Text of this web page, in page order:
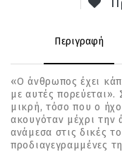
Περιγραφή
«Ο άνθρωπος έχει
µε αυτές
µικρή, τόσο που ο
ακουγόταν µέχρι την
ανάµεσα στις δικές
προδιαγεγραµµένες